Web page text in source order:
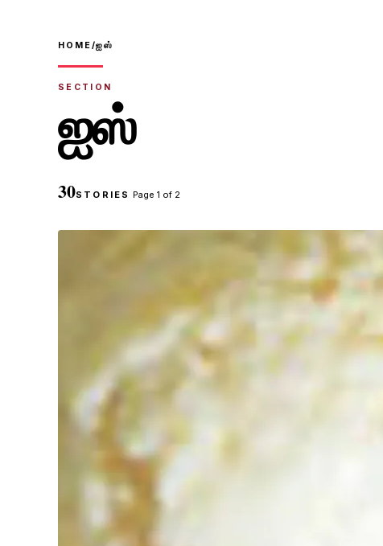
HOME/ஐஸ்
SECTION
ஐஸ்
30STORIES Page1 of 2